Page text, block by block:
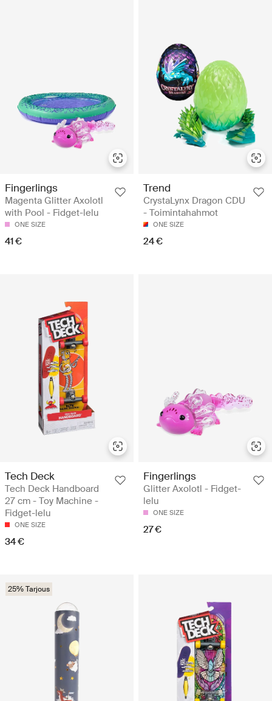
Fingerlings
Magenta Glitter Axolotl
with Pool - Fidget-lelu
ONE SIZE
41 €
Trend
CrystaLynx Dragon CDU
- Toimintahahmot
ONE SIZE
24 €
Tech Deck
Tech Deck Handboard
27 cm - Toy Machine -
Fidget-lelu
ONE SIZE
34 €
Fingerlings
Glitter Axolotl - Fidget-
lelu
ONE SIZE
27 €
25% Tarjous